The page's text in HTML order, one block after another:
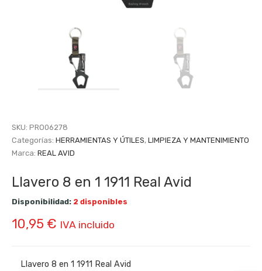
SKU: PRO06278
Categorías: HERRAMIENTAS Y ÚTILES, LIMPIEZA Y MANTENIMIENTO
Marca: REAL AVID
Llavero 8 en 1 1911 Real Avid
Disponibilidad: 2 disponibles
10,95 € IVA incluido
Llavero 8 en 1 1911 Real Avid